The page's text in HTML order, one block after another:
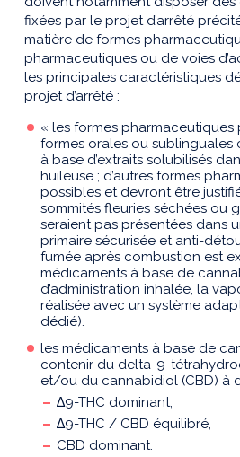
fixées par le projet d’arrêté
matière de formes
pharmaceutiques ou de voies
les principales caractéristiques
projet d’arrêté :
« les formes
formes orales ou sublinguales
à base d’extraits solubilisés
huileuse ; d’autres formes
possibles et devront être
sommités fleuries séchées ou
seraient pas présentées dans
primaire sécurisée et anti-
fumée après combustion est
médicaments à base de
d’administration inhalée, la
réalisée avec un système
dédié).
les médicaments à base de
contenir du delta-9-
et/ou du cannabidiol (CBD) à
∆9-THC dominant,
∆9-THC / CBD équilibré,
CBD dominant.